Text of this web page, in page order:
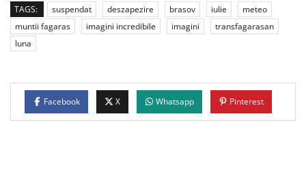
TAGS: suspendat deszapezire brasov iulie
meteo
muntii fagaras
imagini incredibile imagini
transfagarasan
luna
Facebook X Whatsapp Pinterest